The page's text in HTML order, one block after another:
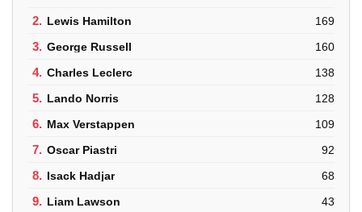
2. Lewis Hamilton 169
3. George Russell 160
4. Charles Leclerc 138
5. Lando Norris 128
6. Max Verstappen 109
7. Oscar Piastri 92
8. Isack Hadjar 68
9. Liam Lawson 43